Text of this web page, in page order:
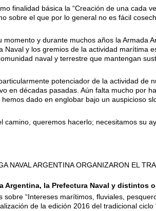
finalidad básica la “Creación de una cada
sobre el que por lo general no es fácil
y durante muchos años la Armada
Naval y los gremios de la actividad marítima
naval y terrestre que mantengan
potenciador de la actividad de
en décadas pasadas. Aún falta mucho por
dado en englobar bajo un auspicioso
camino, queremos hacerlo; necesitamos su
NAVAL ARGENTINA ORGANIZARON EL
Argentina, la Prefectura Naval y distintos
“Intereses marítimos, fluviales,
de la edición 2016 del tradicional ciclo